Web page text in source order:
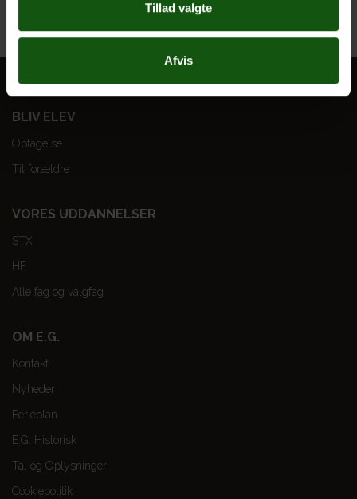
Tillad valgte
Afvis
Ledelsen (Camilla Rye, Ida Friis, Bolette Wulff, Esben Juste)
BLIV ELEV
Optagelse
Til forældre
VORES UDDANNELSER
STX
HF
Alle fag og valgfag
OM E.G.
Kontakt
Nyheder
Ferieplan
E.G. Historisk
Tal og Oplysninger
Cookiepolitik